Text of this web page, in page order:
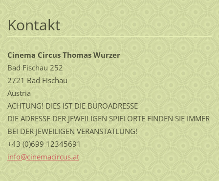
Kontakt
Cinema Circus Thomas Wurzer
Bad Fischau 252
2721 Bad Fischau
Austria
ACHTUNG! DIES IST DIE BÜROADRESSE
DIE ADRESSE DER JEWEILIGEN SPIELORTE FINDEN SIE IMMER
BEI DER JEWEILIGEN VERANSTATLUNG!
+43 (0)699 12345691
info@cinemacircus.at